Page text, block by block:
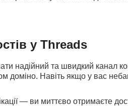
у Threads
надійний та швидкий канал
доміно. Навіть якщо у вас
— ви миттєво отримаєте